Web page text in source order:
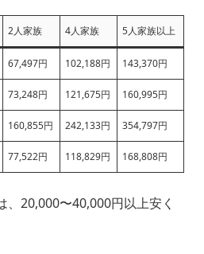
2人家族 4人家族 5人家族以上
67,497円 102,188円 143,370円
73,248円 121,675円 160,995円
160,855円 242,133円 354,797円
77,522円 118,829円 168,808円
20,000〜40,000円以上安く